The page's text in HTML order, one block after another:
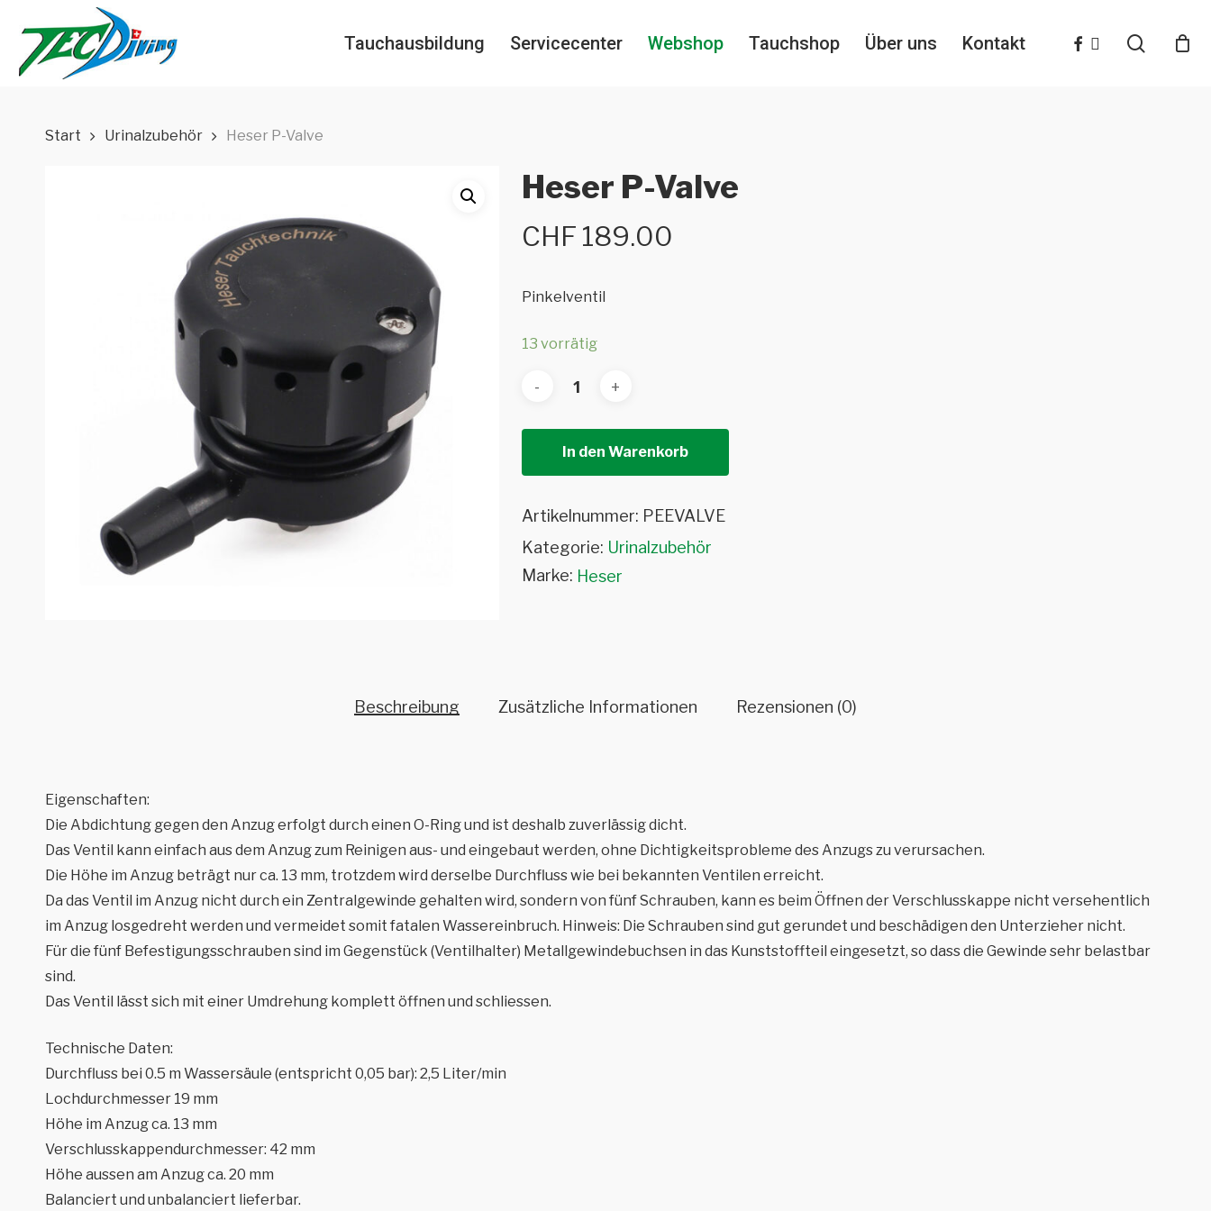
main
Tauchausbildung Servicecenter Webshop Tauchshop Über uns Kontakt facebook
instagramsearch
Start Urinalzubehör Heser P-Valve
Heser P-Valve
CHF 189.00
Pinkelventil
13 vorrätig
In den Warenkorb
Artikelnummer: PEEVALVE
Kategorie: Urinalzubehör
Marke: Heser
Beschreibung Zusätzliche Informationen Rezensionen (0)
Eigenschaften:
Die Abdichtung gegen den Anzug erfolgt durch einen O-Ring und ist deshalb zuverlässig dicht.
Das Ventil kann einfach aus dem Anzug zum Reinigen aus- und eingebaut werden, ohne Dichtigkeitsprobleme des Anzugs zu verursachen.
Die Höhe im Anzug beträgt nur ca. 13 mm, trotzdem wird derselbe Durchfluss wie bei bekannten Ventilen erreicht.
Da das Ventil im Anzug nicht durch ein Zentralgewinde gehalten wird, sondern von fünf Schrauben, kann es beim Öffnen der Verschlusskappe nicht versehentlich
im Anzug losgedreht werden und vermeidet somit fatalen Wassereinbruch. Hinweis: Die Schrauben sind gut gerundet und beschädigen den Unterzieher nicht.
Für die fünf Befestigungsschrauben sind im Gegenstück (Ventilhalter) Metallgewindebuchsen in das Kunststoffteil eingesetzt, so dass die Gewinde sehr belastbar
sind.
Das Ventil lässt sich mit einer Umdrehung komplett öffnen und schliessen.
Technische Daten:
Durchfluss bei 0.5 m Wassersäule (entspricht 0,05 bar): 2,5 Liter/min
Lochdurchmesser 19 mm
Höhe im Anzug ca. 13 mm
Verschlusskappendurchmesser: 42 mm
Höhe aussen am Anzug ca. 20 mm
Balanciert und unbalanciert lieferbar.